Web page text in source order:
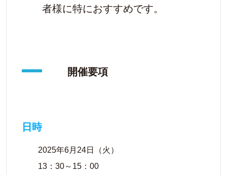
者様に特におすすめです。
開催要項
日時
2025年6月24日（火）
13：30～15：00